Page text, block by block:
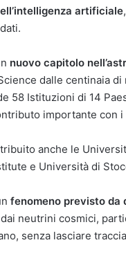
artificiale
nuovo capitolo
dalle centinaia
58 Istituzioni di 14
importante con
anche le
e Università di
fenomeno previsto da
neutrini cosmici,
senza lasciare